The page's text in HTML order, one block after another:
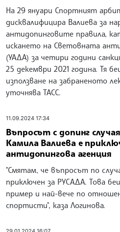
На 29 януари Спортният
дисквалифицира Валиева за
антидопинговите правила,
искането на Световната
(УАДА) за четири години
25 декември 2021 година. Тя
използване на забраненото
уточнява ТАСС.
11.09.2024 17:34
Въпросът с допинг
Камила Валиева е
антидопингова агенция
"Смятам, че въпросът по
приключен за РУСАДА. Това
пример и най-вече по
спортисти", каза Логинова.